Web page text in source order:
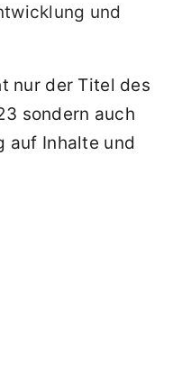
und
nur der Titel des
sondern auch
auf Inhalte und